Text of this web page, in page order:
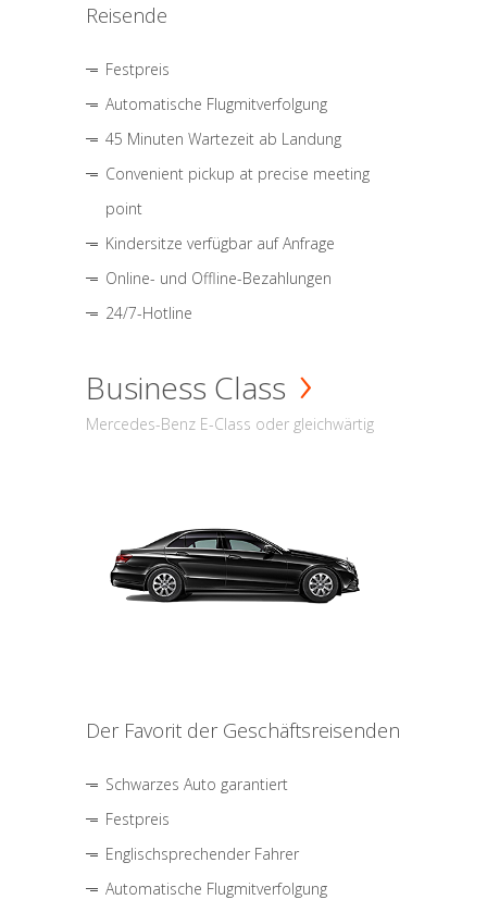
Reisende
Festpreis
Automatische Flugmitverfolgung
45 Minuten Wartezeit ab Landung
Convenient pickup at precise meeting
point
Kindersitze verfügbar auf Anfrage
Online- und Offline-Bezahlungen
24/7-Hotline
Business Class
Mercedes-Benz E-Class oder gleichwärtig
Der Favorit der Geschäftsreisenden
Schwarzes Auto garantiert
Festpreis
Englischsprechender Fahrer
Automatische Flugmitverfolgung